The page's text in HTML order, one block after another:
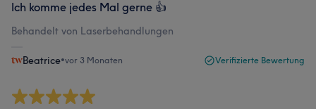
Ich komme jedes Mal gerne 👍
Behandelt von Laserbehandlungen
Beatrice•vor 3 Monaten Verifizierte Bewertung